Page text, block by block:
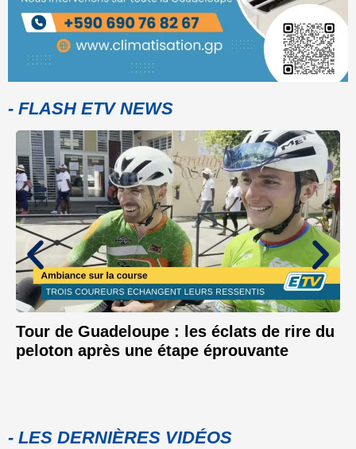
- FLASH ETV NEWS
Tour de Guadeloupe : les éclats de rire du
peloton après une étape éprouvante
- LES DERNIÈRES VIDÉOS